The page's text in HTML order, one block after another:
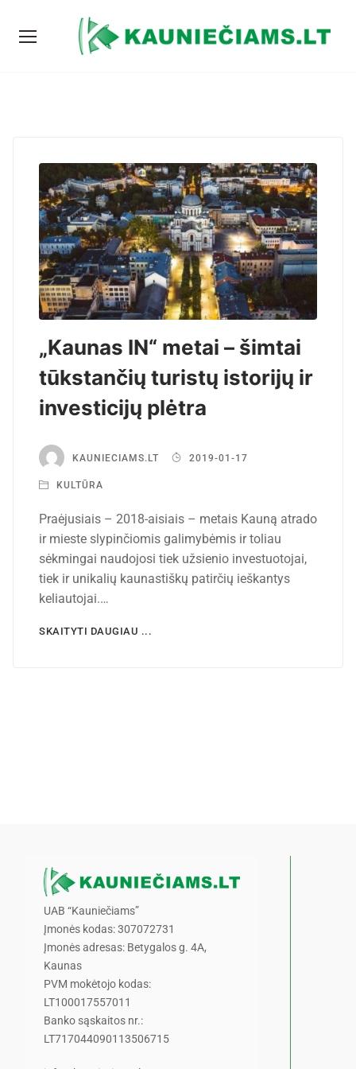
„Kaunas IN“ metai – šimtai
tūkstančių turistų istorijų ir
investicijų plėtra
KAUNIECIAMS.LT 2019-01-17
KULTŪRA
Praėjusiais – 2018-aisiais – metais Kauną atrado
ir mieste slypinčiomis galimybėmis ir toliau
sėkmingai naudojosi tiek užsienio investuotojai,
tiek ir unikalių kaunastiškų patirčių ieškantys
keliautojai.…
SKAITYTI DAUGIAU ...
UAB “Kauniečiams”
Įmonės kodas: 307072731
Įmonės adresas: Betygalos g. 4A,
Kaunas
PVM mokėtojo kodas:
LT100017557011
Banko sąskaitos nr.:
LT717044090113506715